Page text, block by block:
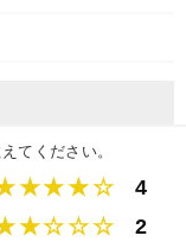
てください。
4
2